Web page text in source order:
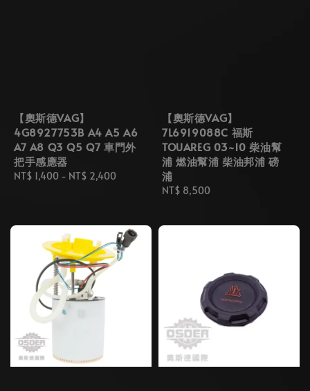
【奧斯德VAG】
4G8927753B A4 A5 A6
A7 A8 Q3 Q5 Q7 車門外
把手感應器
Regular
NT$ 1,400 - NT$ 2,400
【奧斯德VAG】
7L6919088C 福斯
TOUAREG 03~10 柴油幫
浦 燃油幫浦 柴油邦浦 磅
浦
Regular
NT$ 8,500